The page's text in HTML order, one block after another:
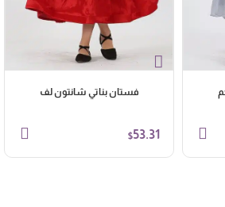
فستان بناتي شانتون لف
$53.31